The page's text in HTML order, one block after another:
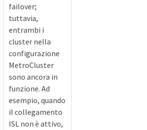
failover;
tuttavia,
entrambi i
cluster nella
configurazione
MetroCluster
sono ancora in
funzione. Ad
esempio, quando
il collegamento
ISL non è attivo,